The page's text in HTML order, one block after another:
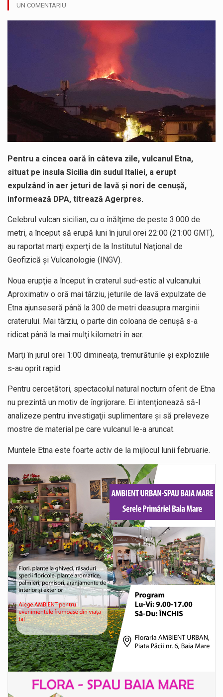
Pe scurt. Statuia lui PINTEA VITEAZU din fața Jandarmeriei Maramures a ajuns să fie zilele acestea mărul discordiei între administrații.…
UN COMENTARIU
Pentru a cincea oară în câteva zile, vulcanul Etna,
situat pe insula Sicilia din sudul Italiei, a erupt
expulzând în aer jeturi de lavă şi nori de cenuşă,
informează DPA, titrează Agerpres.
Celebrul vulcan sicilian, cu o înălţime de peste 3.000 de
metri, a început să erupă luni în jurul orei 22:00 (21:00 GMT),
au raportat marţi experţi de la Institutul Naţional de
Geofizică şi Vulcanologie (INGV).
Noua erupţie a început în craterul sud-estic al vulcanului.
Aproximativ o oră mai târziu, jeturile de lavă expulzate de
Etna ajunseseră până la 300 de metri deasupra marginii
craterului. Mai târziu, o parte din coloana de cenuşă s-a
ridicat până la mai mulţi kilometri în aer.
Marţi în jurul orei 1:00 dimineaţa, tremurăturile şi exploziile
s-au oprit rapid.
Pentru cercetători, spectacolul natural nocturn oferit de Etna
nu prezintă un motiv de îngrijorare. Ei intenţionează să-l
analizeze pentru investigaţii suplimentare şi să preleveze
mostre de material pe care vulcanul le-a aruncat.
Muntele Etna este foarte activ de la mijlocul lunii februarie.